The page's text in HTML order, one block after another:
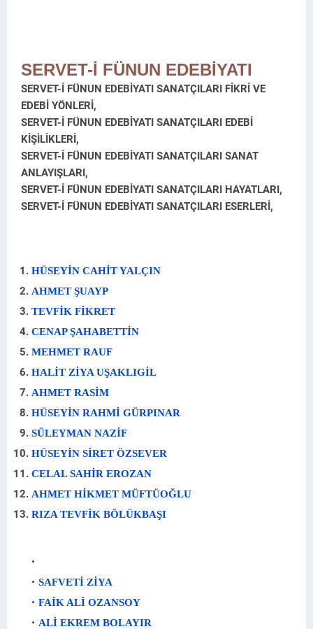
SERVET-İ FÜNUN EDEBİYATI
SERVET-İ FÜNUN EDEBİYATI SANATÇILARI FİKRİ VE
EDEBİ YÖNLERİ,
SERVET-İ FÜNUN EDEBİYATI SANATÇILARI EDEBİ
KİŞİLİKLERİ,
SERVET-İ FÜNUN EDEBİYATI SANATÇILARI SANAT
ANLAYIŞLARI,
SERVET-İ FÜNUN EDEBİYATI SANATÇILARI HAYATLARI,
SERVET-İ FÜNUN EDEBİYATI SANATÇILARI ESERLERİ,
HÜSEYİN CAHİT YALÇIN
AHMET ŞUAYP
TEVFİK FİKRET
CENAP ŞAHABETTİN
MEHMET RAUF
HALİT ZİYA UŞAKLIGİL
AHMET RASİM
HÜSEYİN RAHMİ GÜRPINAR
SÜLEYMAN NAZİF
HÜSEYİN SİRET ÖZSEVER
CELAL SAHİR EROZAN
AHMET HİKMET MÜFTÜOĞLU
RIZA TEVFİK BÖLÜKBAŞI
SAFVETİ ZİYA
FAİK ALİ OZANSOY
ALİ EKREM BOLAYIR